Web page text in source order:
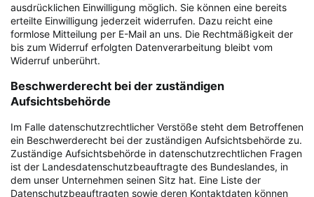
ausdrücklichen Einwilligung möglich. Sie können eine bereits
erteilte Einwilligung jederzeit widerrufen. Dazu reicht eine
formlose Mitteilung per E-Mail an uns. Die Rechtmäßigkeit der
bis zum Widerruf erfolgten Datenverarbeitung bleibt vom
Widerruf unberührt.
Beschwerderecht bei der zuständigen
Aufsichtsbehörde
Im Falle datenschutzrechtlicher Verstöße steht dem Betroffenen
ein Beschwerderecht bei der zuständigen Aufsichtsbehörde zu.
Zuständige Aufsichtsbehörde in datenschutzrechtlichen Fragen
ist der Landesdatenschutzbeauftragte des Bundeslandes, in
dem unser Unternehmen seinen Sitz hat. Eine Liste der
Datenschutzbeauftragten sowie deren Kontaktdaten können